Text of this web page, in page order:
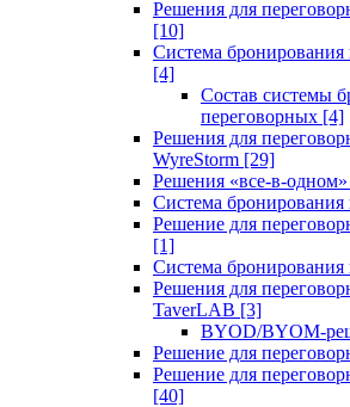
Решения для
[10]
Система
[4]
Состав системы
переговорных [4]
Решения для
WyreStorm [29]
Решения «все-в-
Система
Решение для
[1]
Система
Решения для
TaverLAB [3]
BYOD/BYOM-
Решение для
Решение для
[40]